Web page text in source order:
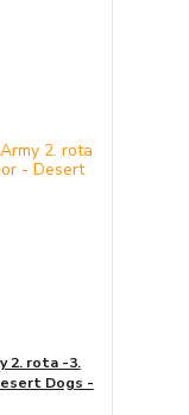
2. rota -3.
Dogs -